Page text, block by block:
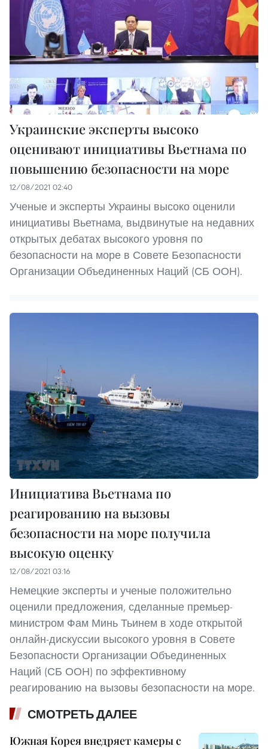
Украинские эксперты высоко
оценивают инициативы Вьетнама по
повышению безопасности на море
12/08/2021 02:40
Ученые и эксперты Украины высоко оценили
инициативы Вьетнама, выдвинутые на недавних
открытых дебатах высокого уровня по
безопасности на море в Совете Безопасности
Организации Объединенных Наций (СБ ООН).
Инициатива Вьетнама по
реагированию на вызовы
безопасности на море получила
высокую оценку
12/08/2021 03:16
Немецкие эксперты и ученые положительно
оценили предложения, сделанные премьер-
министром Фам Минь Тьинем в ходе открытой
онлайн-дискуссии высокого уровня в Совете
Безопасности Организации Объединенных
Наций (СБ ООН) по эффективному
реагированию на вызовы безопасности на море.
СМОТРЕТЬ ДАЛЕЕ
Южная Корея внедряет камеры с